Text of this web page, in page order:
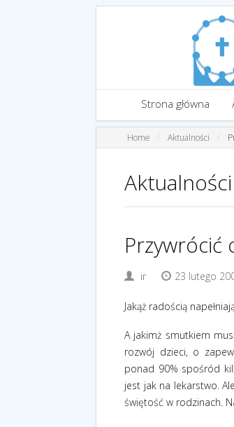
Strona główna
Home Aktualności
Aktualności
Przywrócić
ir 23 lutego
Jakąż radością
A jakimż smutkiem
rozwój dzieci, o
ponad 90% spośród
jest jak na lekarstwo.
świętość w rodzinach.